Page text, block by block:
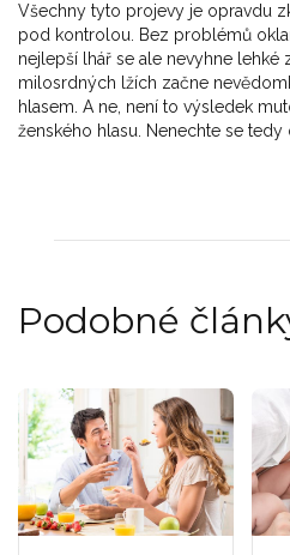
Všechny tyto projevy je opravdu
pod kontrolou. Bez problémů
nejlepší lhář se ale nevyhne lehké
milosrdných lžích začne
hlasem. A ne, není to výsledek
ženského hlasu. Nenechte se tedy
Podobné